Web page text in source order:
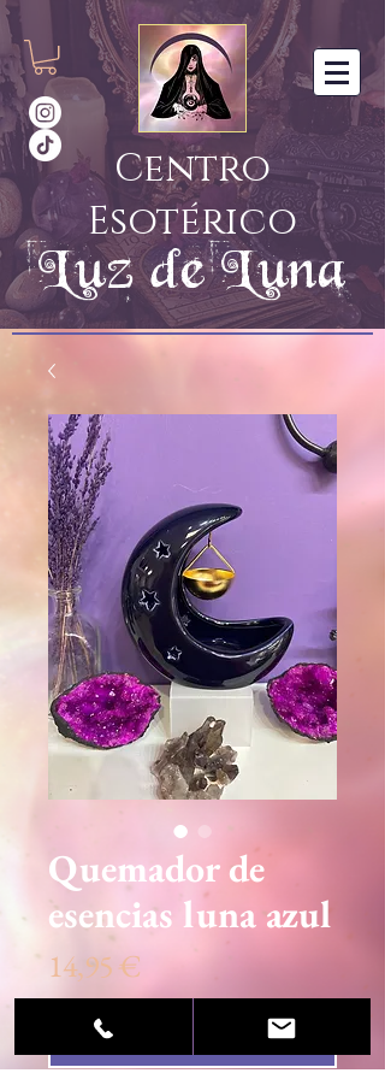
Centro
Esotérico
Luz de Luna
Quemador de
esencias luna azul
14,95 €